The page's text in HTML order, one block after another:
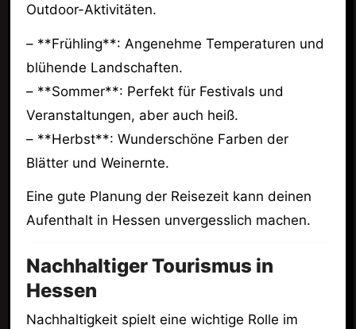
Outdoor-Aktivitäten.
– **Frühling**: Angenehme Temperaturen und
blühende Landschaften.
– **Sommer**: Perfekt für Festivals und
Veranstaltungen, aber auch heiß.
– **Herbst**: Wunderschöne Farben der
Blätter und Weinernte.
Eine gute Planung der Reisezeit kann deinen
Aufenthalt in Hessen unvergesslich machen.
Nachhaltiger Tourismus in
Hessen
Nachhaltigkeit spielt eine wichtige Rolle im